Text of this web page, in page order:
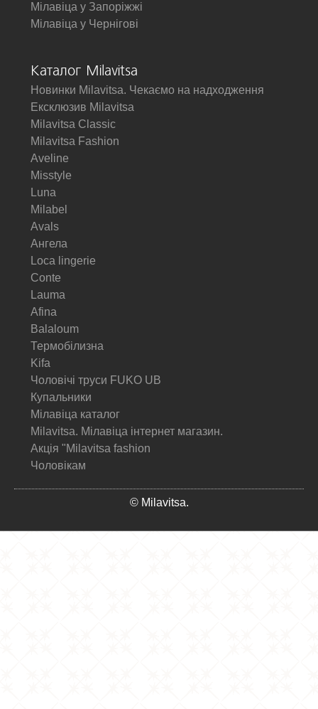
Мілавіца у Запоріжжі
Мілавіца у Чернігові
Каталог Milavitsa
Новинки Milavitsa. Чекаємо на надходження
Ексклюзив Milavitsa
Milavitsa Classic
Milavitsa Fashion
Aveline
Misstyle
Luna
Milabel
Avals
Ангела
Loca lingerie
Conte
Lauma
Afina
Balaloum
Термобілизна
Kifa
Чоловічі труси FUKO UB
Купальники
Мілавіца каталог
Milavitsa. Мілавіца інтернет магазин.
Акція "Milavitsa fashion
Чоловікам
© Milavitsa.